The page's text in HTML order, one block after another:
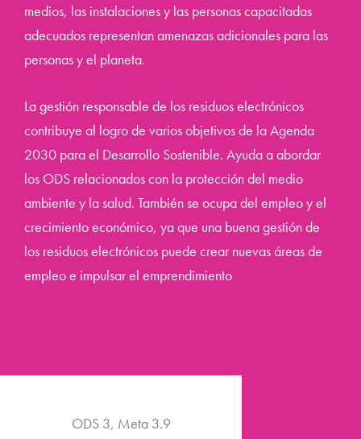
medios, las instalaciones y las personas capacitadas
adecuados representan amenazas adicionales para las
personas y el planeta.
La gestión responsable de los residuos electrónicos
contribuye al logro de varios objetivos de la Agenda
2030 para el Desarrollo Sostenible. Ayuda a abordar
los ODS relacionados con la protección del medio
ambiente y la salud. También se ocupa del empleo y el
crecimiento económico, ya que una buena gestión de
los residuos electrónicos puede crear nuevas áreas de
empleo e impulsar el emprendimiento
ODS 3, Meta 3.9